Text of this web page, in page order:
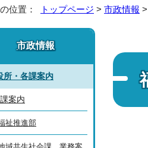
位置： トップページ > 市政情報 >
市政情報
所・各課案内
案内
祉推進部